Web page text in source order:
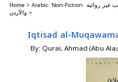
Home >
والأردن >